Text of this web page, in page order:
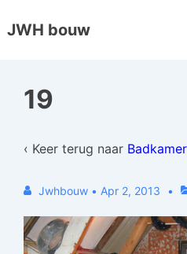
Doorgaan
JWH bouw
19
‹ Keer terug naar Badkamer
Jwhbouw • Apr 2, 2013